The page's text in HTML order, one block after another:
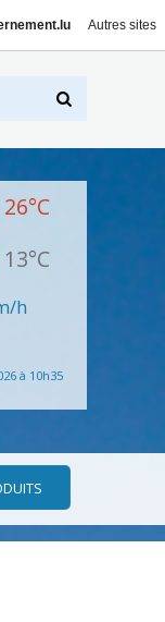
Autres sites
26°C
13°C
h
à 10h35